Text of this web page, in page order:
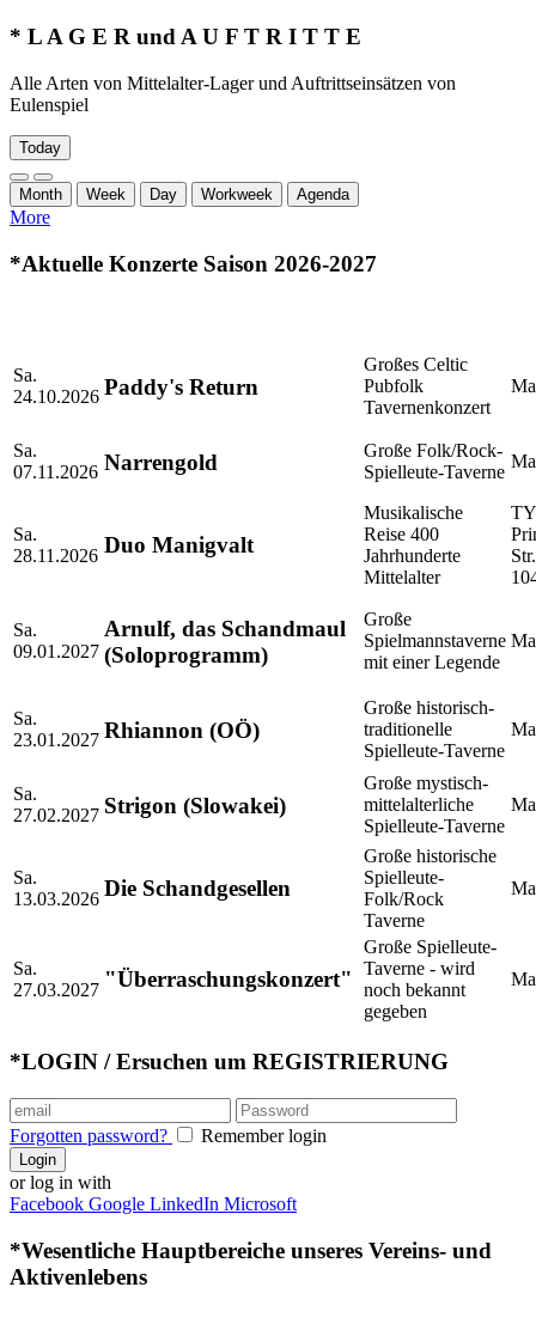
* L A G E R und A U F T R I T T E
Alle Arten von Mittelalter-Lager und Auftrittseinsätzen von
Eulenspiel
Today
Month Week Day Workweek Agenda
More
*Aktuelle Konzerte Saison 2026-2027
Sa.
24.10.2026 Paddy's Return
Großes Celtic
Pubfolk
Tavernenkonzert
Sa.
07.11.2026 Narrengold
Große Folk/Rock-
Spielleute-Taverne
Sa.
28.11.2026 Duo Manigvalt
Musikalische
Reise 400
Jahrhunderte
Mittelalter
Sa.
09.01.2027
Arnulf, das Schandmaul
(Soloprogramm)
Große
Spielmannstaverne
mit einer Legende
Sa.
23.01.2027 Rhiannon (OÖ)
Große historisch-
traditionelle
Spielleute-Taverne
Sa.
27.02.2027 Strigon (Slowakei)
Große mystisch-
mittelalterliche
Spielleute-Taverne
Sa.
13.03.2026 Die Schandgesellen
Große historische
Spielleute-
Folk/Rock
Taverne
Sa.
27.03.2027 "Überraschungskonzert"
Große Spielleute-
Taverne - wird
noch bekannt
gegeben
*LOGIN / Ersuchen um REGISTRIERUNG
Forgotten password? Remember login
Login
or log in with
Facebook Google LinkedIn Microsoft
*Wesentliche Hauptbereiche unseres Vereins- und
Aktivenlebens